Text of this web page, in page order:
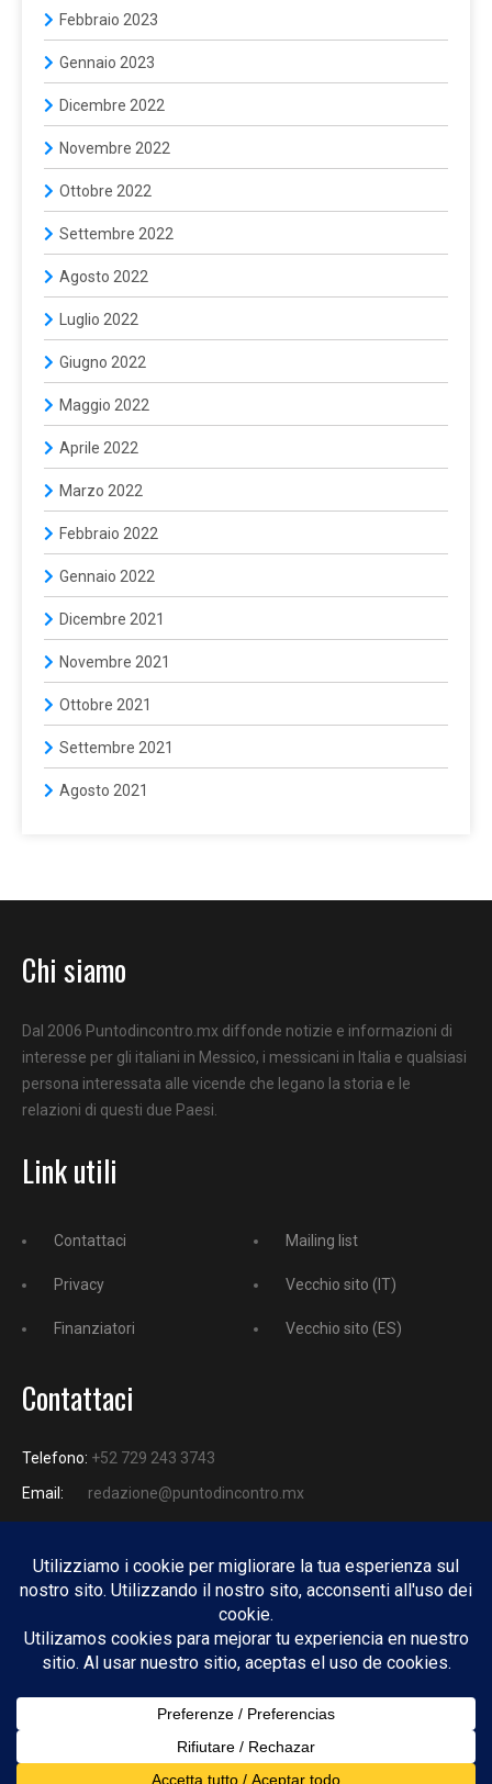
Febbraio 2023
Gennaio 2023
Dicembre 2022
Novembre 2022
Ottobre 2022
Settembre 2022
Agosto 2022
Luglio 2022
Giugno 2022
Maggio 2022
Aprile 2022
Marzo 2022
Febbraio 2022
Gennaio 2022
Dicembre 2021
Novembre 2021
Ottobre 2021
Settembre 2021
Agosto 2021
Chi siamo
Dal 2006 Puntodincontro.mx diffonde notizie e informazioni di
interesse per gli italiani in Messico, i messicani in Italia e qualsiasi
persona interessata alle vicende che legano la storia e le
relazioni di questi due Paesi.
Link utili
Contattaci
Privacy
Finanziatori
Mailing list
Vecchio sito (IT)
Vecchio sito (ES)
Contattaci
Telefono: +52 729 243 3743
Email:
redazione@puntodincontro.mx
PUNTODINCONTRO
Copyright © 2025 Puntodincontro